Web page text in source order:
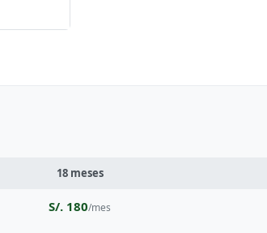
18 meses
S/. 180/mes